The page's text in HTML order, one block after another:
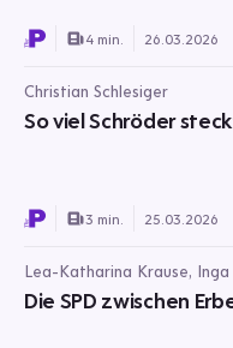
4 min. 26.03.2026
Christian Schlesiger
So viel Schröder
3 min. 25.03.2026
Lea-Katharina Krause, Inga
Die SPD zwischen